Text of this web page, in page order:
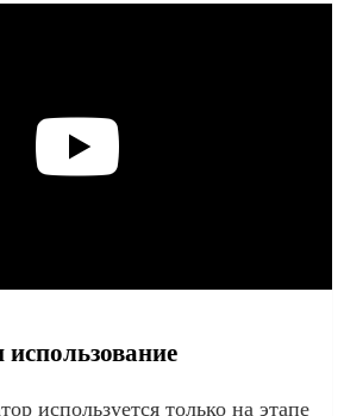
используется только на этапе